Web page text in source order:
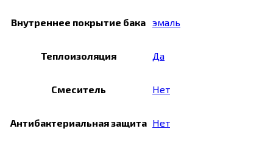
Внутреннее покрытие бака эмаль
Теплоизоляция Да
Смеситель Нет
Антибактериальная защита Нет